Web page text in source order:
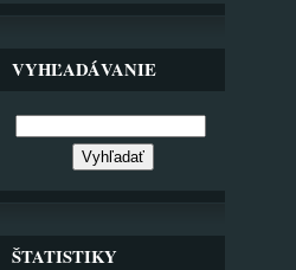
VYHĽADÁVANIE
ŠTATISTIKY